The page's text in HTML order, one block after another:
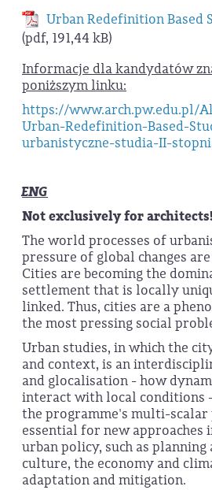
Urban Redefinition Based
(pdf, 191,44 kB)
Informacje dla kandydatów
poniższym linku:
https://www.arch.pw.edu.pl/
Urban-Redefinition-Based-
urbanistyczne-studia-II-
ENG
Not exclusively for architects!
The world processes of
pressure of global changes
Cities are becoming the
settlement that is locally
linked. Thus, cities are a
the most pressing social
Urban studies, in which the
and context, is an
and glocalisation - how
interact with local conditions
the programme's multi-scalar
essential for new approaches
urban policy, such as planning
culture, the economy and
adaptation and mitigation.